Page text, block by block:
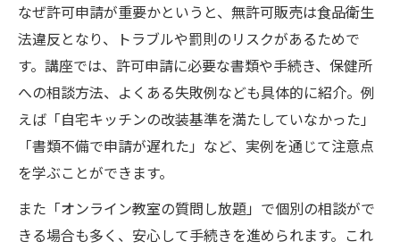
なぜ許可申請が重要かというと、無許可販売は食品衛生
法違反となり、トラブルや罰則のリスクがあるためで
す。講座では、許可申請に必要な書類や手続き、保健所
への相談方法、よくある失敗例なども具体的に紹介。例
えば「自宅キッチンの改装基準を満たしていなかった」
「書類不備で申請が遅れた」など、実例を通じて注意点
を学ぶことができます。
また「オンライン教室の質問し放題」で個別の相談がで
きる場合も多く、安心して手続きを進められます。これ